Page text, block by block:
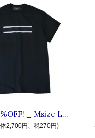
SALE 50%OFF! _ Msize L.I.F.E #2 MHW ◆ LIVE IN FAB EARTH リブインファブアース : 半袖ロゴTシャツ White
2,700円、税270円)